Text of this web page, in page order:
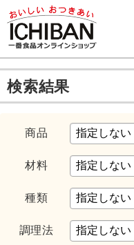
検索結果
商品
材料
種類
調理法